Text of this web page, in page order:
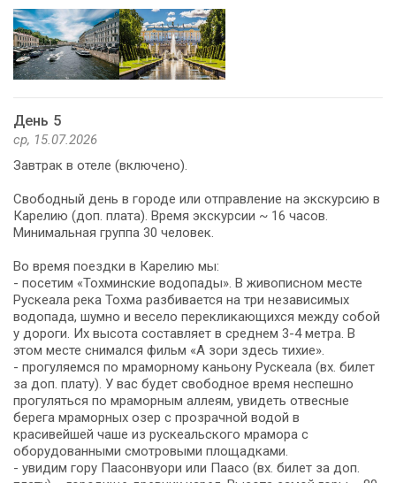
День 5
ср, 15.07.2026
Завтрак в отеле (включено).
Свободный день в городе или отправление на экскурсию в
Карелию (доп. плата). Время экскурсии ~ 16 часов.
Минимальная группа 30 человек.
Во время поездки в Карелию мы:
- посетим «Тохминские водопады». В живописном месте
Рускеала река Тохма разбивается на три независимых
водопада, шумно и весело перекликающихся между собой
у дороги. Их высота составляет в среднем 3-4 метра. В
этом месте снимался фильм «А зори здесь тихие».
- прогуляемся по мраморному каньону Рускеала (вх. билет
за доп. плату). У вас будет свободное время неспешно
прогуляться по мраморным аллеям, увидеть отвесные
берега мраморных озер с прозрачной водой в
красивейшей чаше из рускеальского мрамора с
оборудованными смотровыми площадками.
- увидим гору Паасонвуори или Паасо (вх. билет за доп.